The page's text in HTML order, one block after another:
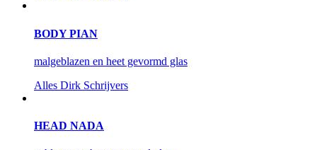
BODY PIAN
malgeblazen en heet gevormd glas
Alles Dirk Schrijvers
HEAD NADA